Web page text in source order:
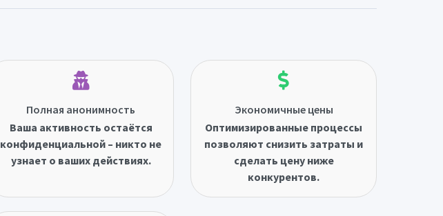
Полная анонимность
Ваша активность остаётся
конфиденциальной – никто не
узнает о ваших действиях.
Экономичные цены
Оптимизированные процессы
позволяют снизить затраты и
сделать цену ниже
конкурентов.